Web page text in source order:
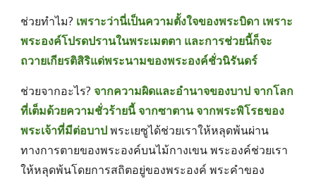
ช่วยทำไม? เพราะว่านี่เป็นความตั้งใจของพระบิดา เพราะ
พระองค์โปรดปรานในพระเมตตา และการช่วยนี้ก็จะ
ถวายเกียรติสิริแด่พระนามของพระองค์ชั่วนิรันดร์
ช่วยจากอะไร? จากความผิดและอำนาจของบาป จากโลก
ที่เต็มด้วยความชั่วร้ายนี้ จากซาตาน จากพระพิโรธของ
พระเจ้าที่มีต่อบาป พระเยซูได้ช่วยเราให้หลุดพ้นผ่าน
ทางการตายของพระองค์บนไม้กางเขน พระองค์ช่วยเรา
ให้หลุดพ้นโดยการสถิตอยู่ของพระองค์ พระคำของ